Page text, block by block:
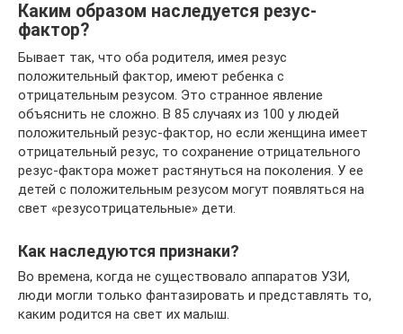
Каким образом наследуется резус-
фактор?
Бывает так, что оба родителя, имея резус
положительный фактор, имеют ребенка с
отрицательным резусом. Это странное явление
объяснить не сложно. В 85 случаях из 100 у людей
положительный резус-фактор, но если женщина имеет
отрицательный резус, то сохранение отрицательного
резус-фактора может растянуться на поколения. У ее
детей с положительным резусом могут появляться на
свет «резусотрицательные» дети.
Как наследуются признаки?
Во времена, когда не существовало аппаратов УЗИ,
люди могли только фантазировать и представлять то,
каким родится на свет их малыш.